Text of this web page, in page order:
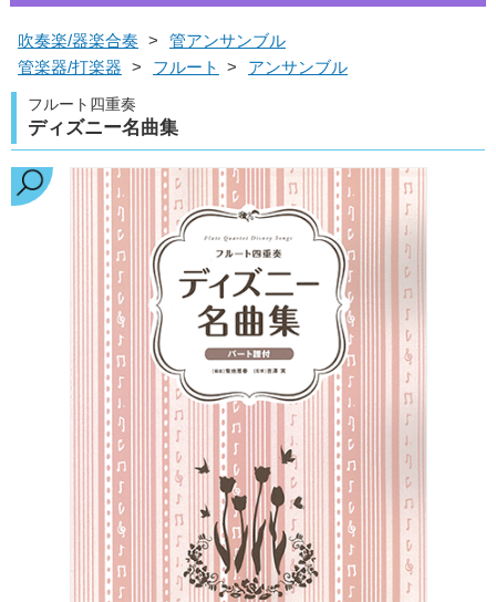
吹奏楽/器楽合奏 >
管アンサンブル
管楽器/打楽器 > フルート > アンサンブル
フルート四重奏
ディズニー名曲集